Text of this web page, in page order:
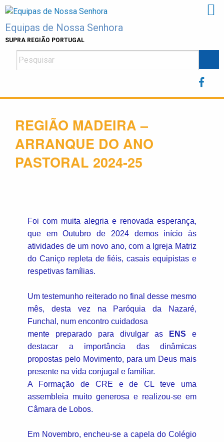
Skip
content
Equipas de Nossa Senhora
SUPRA REGIÃO PORTUGAL
REGIÃO MADEIRA –
ARRANQUE DO ANO
PASTORAL 2024-25
Foi com muita alegria e renovada esperança,
que em Outubro de 2024 demos início às
atividades de um novo ano, com a Igreja Matriz
do Caniço repleta de fiéis, casais equipistas e
respetivas famílias.
Um testemunho reiterado no final desse mesmo
mês, desta vez na Paróquia da Nazaré,
Funchal, num encontro cuidadosa
mente preparado para divulgar as
ENS e
destacar a importância das dinâmicas
propostas pelo Movimento, para um Deus mais
presente na vida conjugal e familiar.
A Formação de CRE e de CL teve uma
assembleia muito generosa e realizou-se em
Câmara de Lobos.
Em Novembro, encheu-se a capela do Colégio